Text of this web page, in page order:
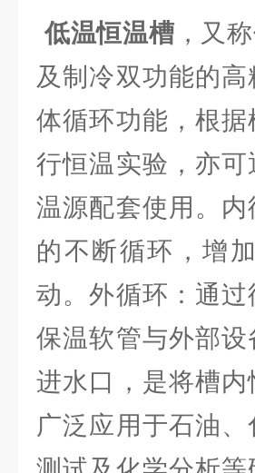
低温恒温槽，又
及制冷双功能的
体循环功能，根
行恒温实验，亦
温源配套使用。
的不断循环，增
动。外循环：通
保温软管与外部
进水口，是将槽
广泛应用于石油